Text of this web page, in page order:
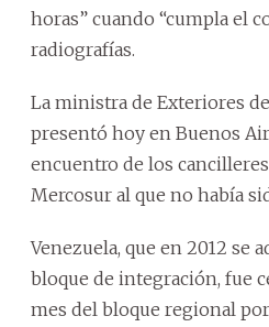
horas” cuando “cumpla el
radiografías.
La ministra de Exteriores
presentó hoy en Buenos
encuentro de los
Mercosur al que no había
Venezuela, que en 2012 se
bloque de integración, fue
mes del bloque regional